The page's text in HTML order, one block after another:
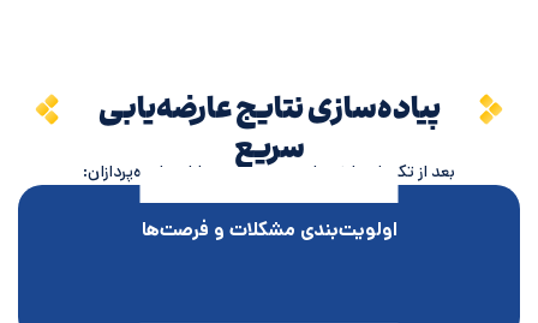
پیاده‌سازی نتایج عارضه‌یابی
سریع
بعد از تکمیل عارضه‌یابی سریع، تیم مشاوره ایده‌پردازان:
اولویت‌بندی مشکلات و فرصت‌ها